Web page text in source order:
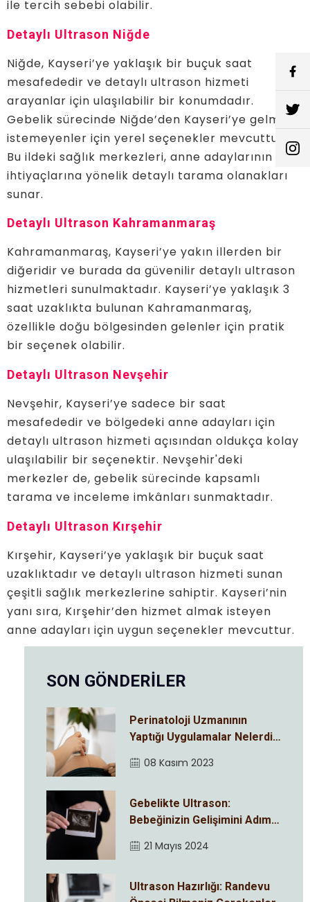
ile tercih sebebi olabilir.
Detaylı Ultrason Niğde
Niğde, Kayseri’ye yaklaşık bir buçuk saat
mesafededir ve detaylı ultrason hizmeti
arayanlar için ulaşılabilir bir konumdadır.
Gebelik sürecinde Niğde’den Kayseri’ye gelmek
istemeyenler için yerel seçenekler mevcuttur.
Bu ildeki sağlık merkezleri, anne adaylarının
ihtiyaçlarına yönelik detaylı tarama olanakları
sunar.
Detaylı Ultrason Kahramanmaraş
Kahramanmaraş, Kayseri’ye yakın illerden bir
diğeridir ve burada da güvenilir detaylı ultrason
hizmetleri sunulmaktadır. Kayseri’ye yaklaşık 3
saat uzaklıkta bulunan Kahramanmaraş,
özellikle doğu bölgesinden gelenler için pratik
bir seçenek olabilir.
Detaylı Ultrason Nevşehir
Nevşehir, Kayseri’ye sadece bir saat
mesafededir ve bölgedeki anne adayları için
detaylı ultrason hizmeti açısından oldukça kolay
ulaşılabilir bir seçenektir. Nevşehir'deki
merkezler de, gebelik sürecinde kapsamlı
tarama ve inceleme imkânları sunmaktadır.
Detaylı Ultrason Kırşehir
Kırşehir, Kayseri’ye yaklaşık bir buçuk saat
uzaklıktadır ve detaylı ultrason hizmeti sunan
çeşitli sağlık merkezlerine sahiptir. Kayseri’nin
yanı sıra, Kırşehir’den hizmet almak isteyen
anne adayları için uygun seçenekler mevcuttur.
SON GÖNDERİLER
Perinatoloji Uzmanının
Yaptığı Uygulamalar Nelerdir
08 Kasım 2023
Gebelikte Ultrason:
Bebeğinizin Gelişimini Adım
21 Mayıs 2024
Ultrason Hazırlığı: Randevu